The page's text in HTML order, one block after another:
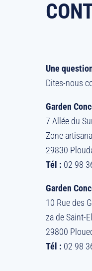
Une
Dites-nous
Garden
7 Allée du
Zone
29830
Tél : 02 98
Garden
10 Rue des
za de Saint-
29800
Tél : 02 98